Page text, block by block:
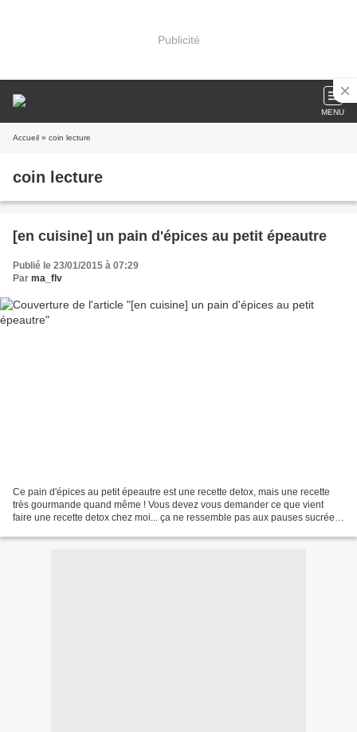
Publicité
MENU
Accueil » coin lecture
coin lecture
[en cuisine] un pain d'épices au petit épeautre
Publié le 23/01/2015 à 07:29
Par ma_flv
Ce pain d'épices au petit épeautre est une recette detox, mais une recette
très gourmande quand même ! Vous devez vous demander ce que vient
faire une recette detox chez moi... ça ne ressemble pas aux pauses sucrées